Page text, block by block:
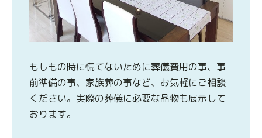
もしもの時に慌てないために葬儀費用の事、事
前準備の事、家族葬の事など、お気軽にご相談
ください。実際の葬儀に必要な品物も展示して
おります。